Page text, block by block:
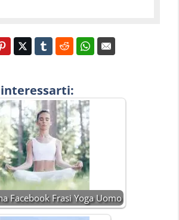
Facebook Frasi Yoga Uomo